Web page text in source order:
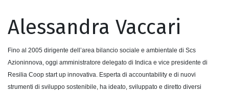
Alessandra Vaccari
Fino al 2005 dirigente dell’area bilancio sociale e ambientale di Scs
Azioninnova, oggi amministratore delegato di Indica e vice presidente di
Resilia Coop start up innovativa. Esperta di accountability e di nuovi
strumenti di sviluppo sostenibile, ha ideato, sviluppato e diretto diversi